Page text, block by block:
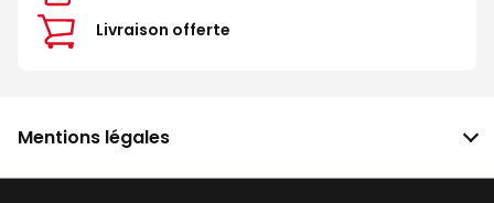
Livraison offerte
Mentions légales